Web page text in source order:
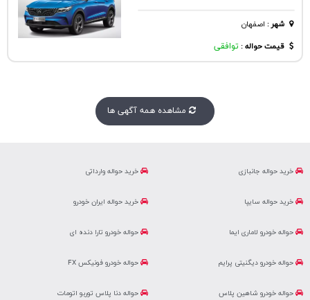
شهر: اصفهان
قیمت حواله : توافقی
مشاهده همه آگهی ها
خرید حواله وارداتی خرید حواله جانبازی
خرید حواله ایران خودرو خرید حواله سایپا
حواله خودرو تارا دنده ای حواله خودرو لاماری ایما
حواله خودرو فونیکس FX حواله خودرو دیگنیتی پرایم
حواله دنا پلاس توربو اتومات حواله خودرو شاهین پلاس